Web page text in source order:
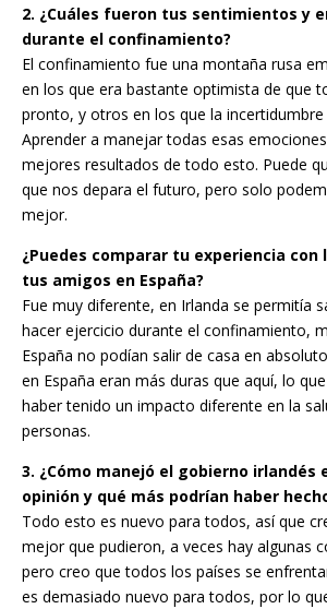
2. ¿Cuáles fueron tus sentimientos y
durante el confinamiento?
El confinamiento fue una montaña rusa
en los que era bastante optimista de que
pronto, y otros en los que la
Aprender a manejar todas esas
mejores resultados de todo esto. Puede
que nos depara el futuro, pero solo
mejor.
¿Puedes comparar tu experiencia con
tus amigos en España?
Fue muy diferente, en Irlanda se permitía
hacer ejercicio durante el confinamiento,
España no podían salir de casa en
en España eran más duras que aquí, lo
haber tenido un impacto diferente en la
personas.
3. ¿Cómo manejó el gobierno irlandés
opinión y qué más podrían haber
Todo esto es nuevo para todos, así que
mejor que pudieron, a veces hay algunas
pero creo que todos los países se
es demasiado nuevo para todos, por lo